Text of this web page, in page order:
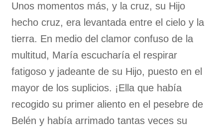
Unos momentos más, y la cruz, su Hijo
hecho cruz, era levantada entre el cielo y la
tierra. En medio del clamor confuso de la
multitud, María escucharía el respirar
fatigoso y jadeante de su Hijo, puesto en el
mayor de los suplicios. ¡Ella que había
recogido su primer aliento en el pesebre de
Belén y había arrimado tantas veces su